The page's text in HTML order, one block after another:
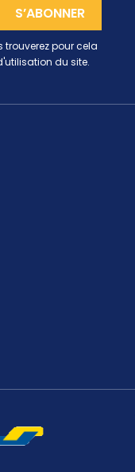
trouverez pour cela
du site.